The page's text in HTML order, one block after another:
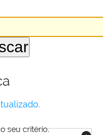
seu critério.